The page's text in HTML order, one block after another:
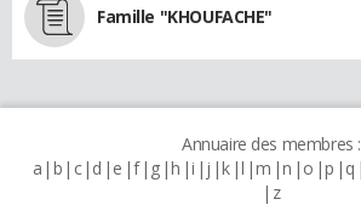
Famille "KHOUFACHE"
Annuaire des membres :
a b c d e f g h i j k l m n o p q
z